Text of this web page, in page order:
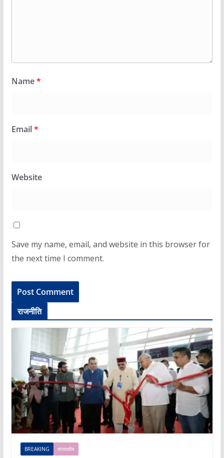
Name*
Email*
Website
Save my name, email, and website in this browser for
the next time I comment.
राजनीति
BREAKING संपादकीय